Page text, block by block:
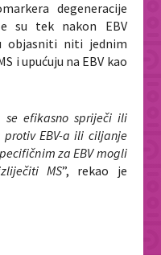
degeneracije
su tek nakon EBV
objasniti niti jednim
i upućuju na EBV kao
se efikasno spriječi ili
EBV-a ili ciljanje
za EBV mogli
MS”, rekao je